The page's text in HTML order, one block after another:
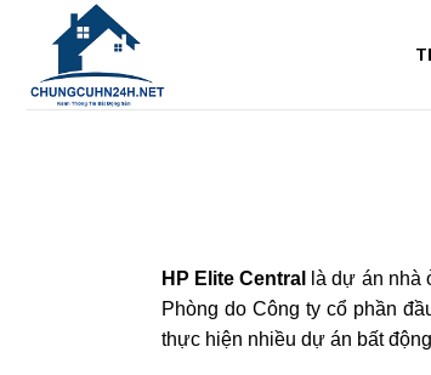
dung
HP Elite Central
là dự án nhà
Phòng do Công ty cổ phần
thực hiện nhiều dự án bất